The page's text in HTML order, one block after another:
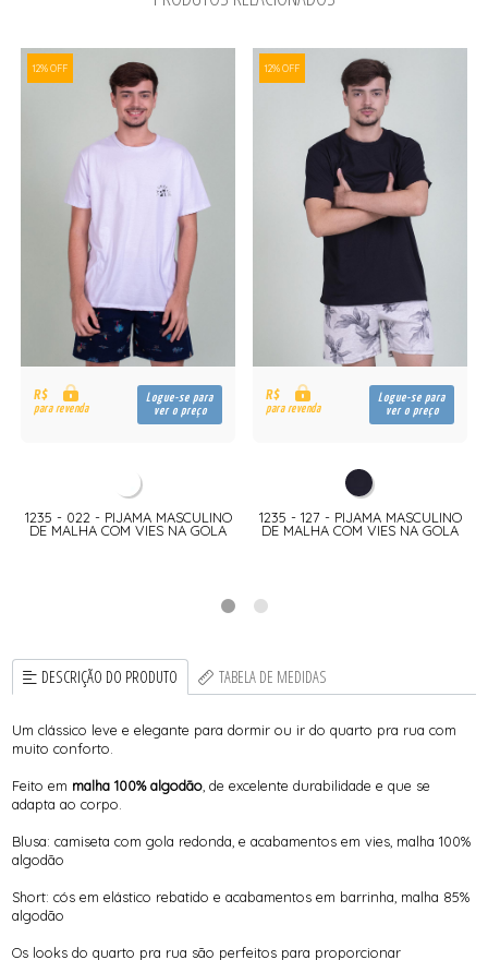
12% OFF
R$
para revenda
Logue-se para
ver o preço
1235 - 022 - PIJAMA MASCULINO
DE MALHA COM VIES NA GOLA
12% OFF
R$
para revenda
Logue-se para
ver o preço
1235 - 127 - PIJAMA MASCULINO
DE MALHA COM VIES NA GOLA
DESCRIÇÃO DO PRODUTO TABELA DE MEDIDAS
Um clássico leve e elegante para dormir ou ir do quarto pra rua com
muito conforto.
Feito em malha 100% algodão, de excelente durabilidade e que se
adapta ao corpo.
Blusa: camiseta com gola redonda, e acabamentos em vies, malha 100%
algodão
Short: cós em elástico rebatido e acabamentos em barrinha, malha 85%
algodão
Os looks do quarto pra rua são perfeitos para proporcionar